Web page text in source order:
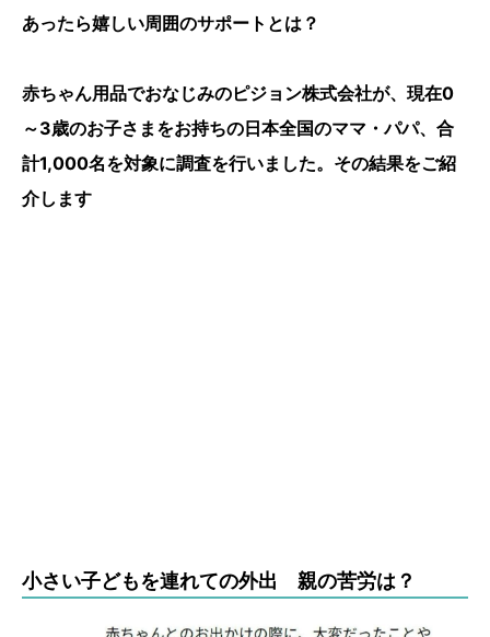
あったら嬉しい周囲のサポートとは？
赤ちゃん用品でおなじみのピジョン株式会社が、現在0
～3歳のお子さまをお持ちの日本全国のママ・パパ、合
計1,000名を対象に調査を行いました。その結果をご紹
介します
小さい子どもを連れての外出 親の苦労は？